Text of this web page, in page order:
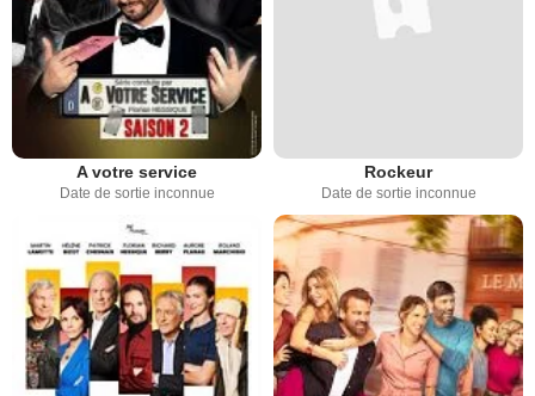
A votre service
Date de sortie inconnue
Rockeur
Date de sortie inconnue